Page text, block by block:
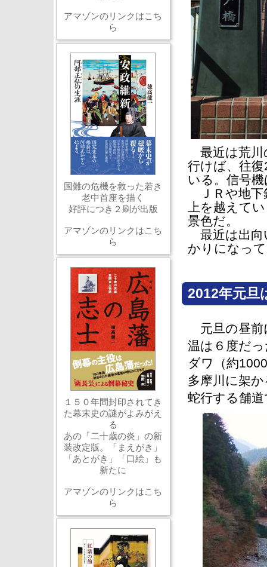
最近は荒川
行けば、往
いる。信号
ＪＲや地下
上を越えて
景色だ。
最近は出向
かりになっ
2012年元旦
元旦の昼前
温は６度だ
ダワ（約
多摩川に架
蛇行する舗
アマゾンのリンクはこち
ら
国難の危機を救った若き
老中首座を描く
好評につき２刷が出版
アマゾンのリンクはこち
ら
１５０年間封印されてき
た幕末史の謎がよみがえ
る
あの「二十歳の炎」の新
装改定版。「まえがき」
「あとがき」「口絵」も
新たに
アマゾンのリンクはこち
ら